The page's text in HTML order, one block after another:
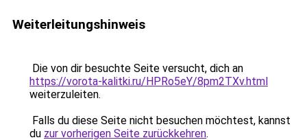
Weiterleitungshinweis
Die von dir besuchte Seite versucht, dich an
https://vorota-kalitki.ru/HPRo5eY/8pm2TXv.html
weiterzuleiten.
Falls du diese Seite nicht besuchen möchtest, kannst
du zur vorherigen Seite zurückkehren.